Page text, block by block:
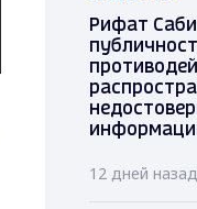
Рифат
12 дней назад